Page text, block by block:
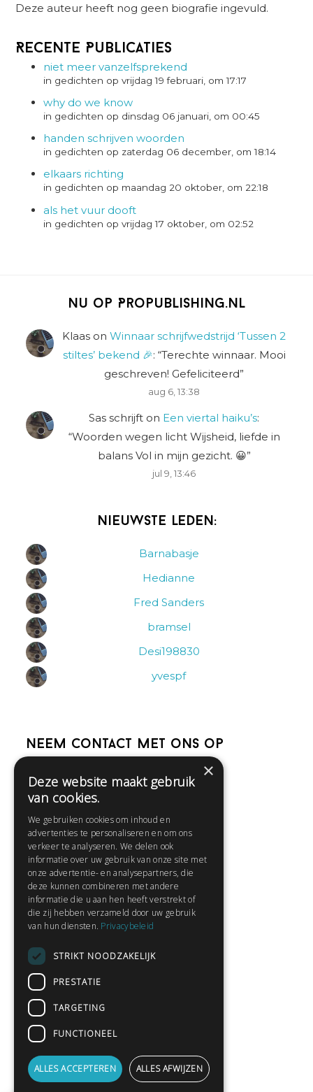
Deze auteur heeft nog geen biografie ingevuld.
Recente Publicaties
niet meer vanzelfsprekend
in gedichten op vrijdag 19 februari, om 17:17
why do we know
in gedichten op dinsdag 06 januari, om 00:45
handen schrijven woorden
in gedichten op zaterdag 06 december, om 18:14
elkaars richting
in gedichten op maandag 20 oktober, om 22:18
als het vuur dooft
in gedichten op vrijdag 17 oktober, om 02:52
Nu op Propublishing.nl
Klaas on Winnaar schrijfwedstrijd ‘Tussen 2
stiltes’ bekend 🎉: “Terechte winnaar. Mooi
geschreven! Gefeliciteerd”
aug 6, 13:38
Sas schrijft on Een viertal haiku’s:
“Woorden wegen licht Wijsheid, liefde in
balans Vol in mijn gezicht. 😀”
jul 9, 13:46
Nieuwste leden:
Barnabasje
Hedianne
Fred Sanders
bramsel
Desi198830
yvespf
Neem contact met ons op
Help
Contact
Huisregels
Snel naar:
Gratis aanmelden
Privacybeleid
Gedichten lezen
Schrijfwedstrijden
Schrijftips
×
Deze website maakt gebruik
van cookies.
We gebruiken cookies om inhoud en
advertenties te personaliseren en om ons
verkeer te analyseren. We delen ook
informatie over uw gebruik van onze site met
onze advertentie- en analysepartners, die
deze kunnen combineren met andere
informatie die u aan hen heeft verstrekt of
die zij hebben verzameld door uw gebruik
van hun diensten. Privacybeleid
STRIKT NOODZAKELIJK
PRESTATIE
TARGETING
FUNCTIONEEL
ALLES ACCEPTEREN ALLES AFWIJZEN